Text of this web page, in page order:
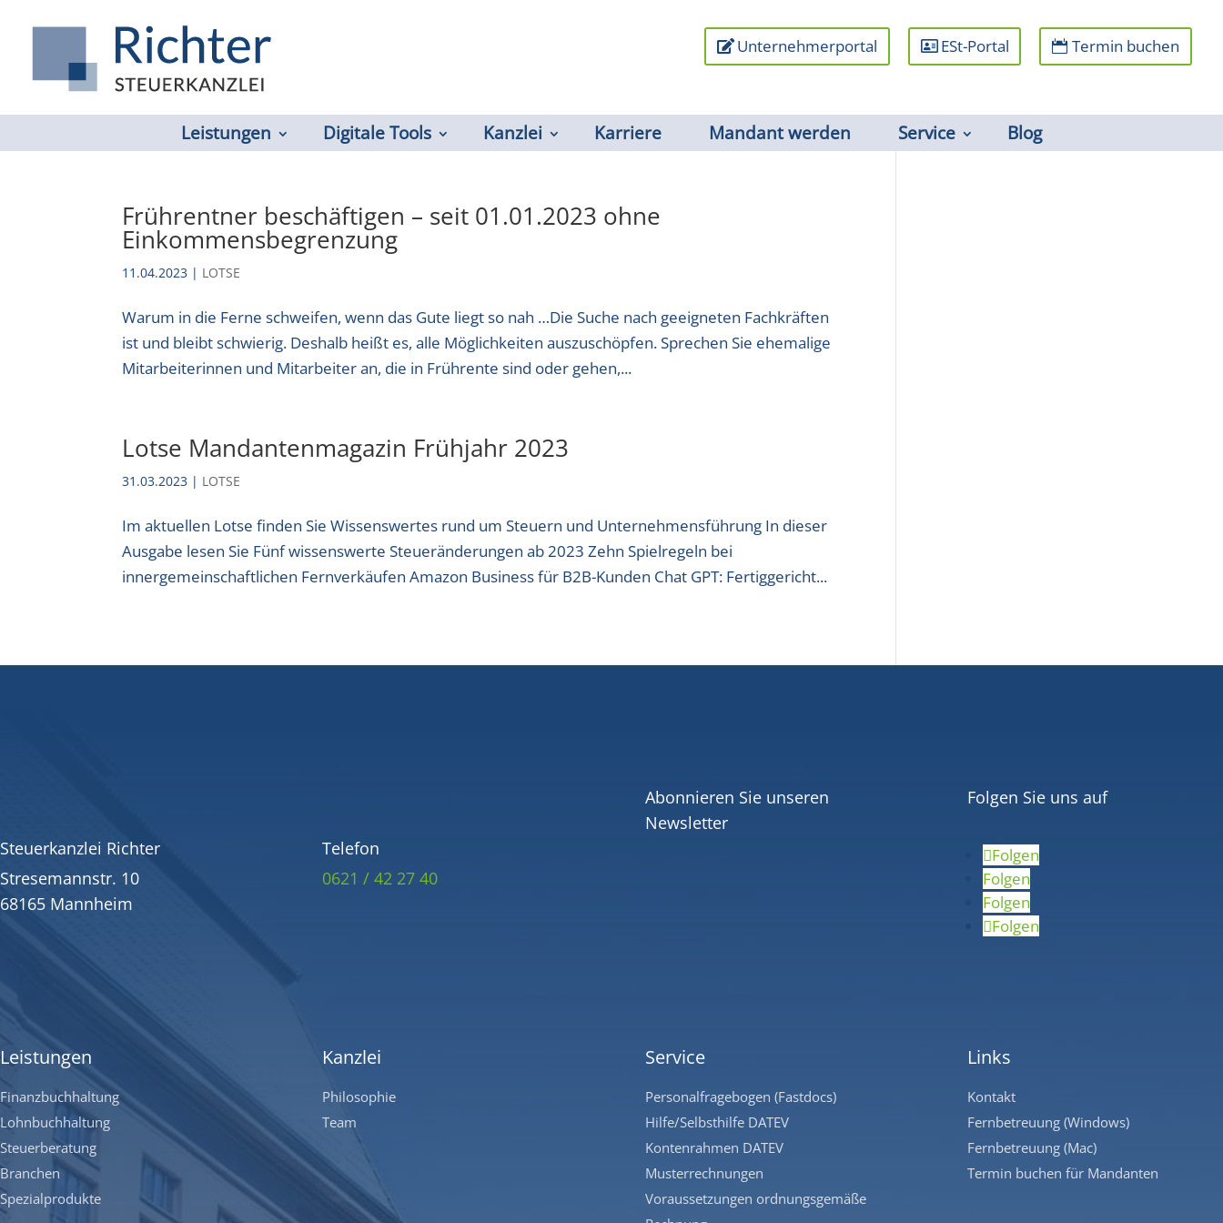
Unternehmerportal ESt-Portal Termin buchen
Leistungen Digitale Tools Kanzlei Karriere Mandant werden Service Blog
Frührentner beschäftigen – seit 01.01.2023 ohne
Einkommensbegrenzung
11.04.2023 | LOTSE
Warum in die Ferne schweifen, wenn das Gute liegt so nah …Die Suche nach geeigneten Fachkräften
ist und bleibt schwierig. Deshalb heißt es, alle Möglichkeiten auszuschöpfen. Sprechen Sie ehemalige
Mitarbeiterinnen und Mitarbeiter an, die in Frührente sind oder gehen,...
Lotse Mandantenmagazin Frühjahr 2023
31.03.2023 | LOTSE
Im aktuellen Lotse finden Sie Wissenswertes rund um Steuern und Unternehmensführung In dieser
Ausgabe lesen Sie Fünf wissenswerte Steueränderungen ab 2023 Zehn Spielregeln bei
innergemeinschaftlichen Fernverkäufen Amazon Business für B2B-Kunden Chat GPT: Fertiggericht...
Steuerkanzlei Richter
Stresemannstr. 10
68165 Mannheim
Telefon
0621 / 42 27 40
Abonnieren Sie unseren
Newsletter
Folgen Sie uns auf
Folgen
Folgen
Folgen
Folgen
Leistungen
Finanzbuchhaltung
Lohnbuchhaltung
Steuerberatung
Branchen
Spezialprodukte
Kanzlei
Philosophie
Team
Service
Personalfragebogen (Fastdocs)
Hilfe/Selbsthilfe DATEV
Kontenrahmen DATEV
Musterrechnungen
Voraussetzungen ordnungsgemäße
Links
Kontakt
Fernbetreuung (Windows)
Fernbetreuung (Mac)
Termin buchen für Mandanten